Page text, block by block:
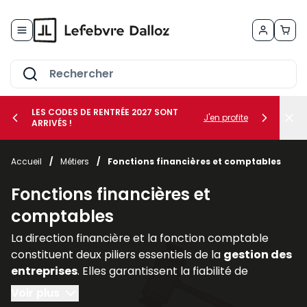
le sous-menu Vos métiers
le sous-menu Vos besoins
LES CODES DE RENTRÉE 2027 SONT
ARRIVÉS !
J'en profite
Accueil / Métiers / Fonctions financières et comptables
Fonctions financières et
comptables
La direction financière et la fonction comptable
constituent deux piliers essentiels de la gestion des
entreprises. Elles garantissent la fiabilité de
l’information financière, assurent la